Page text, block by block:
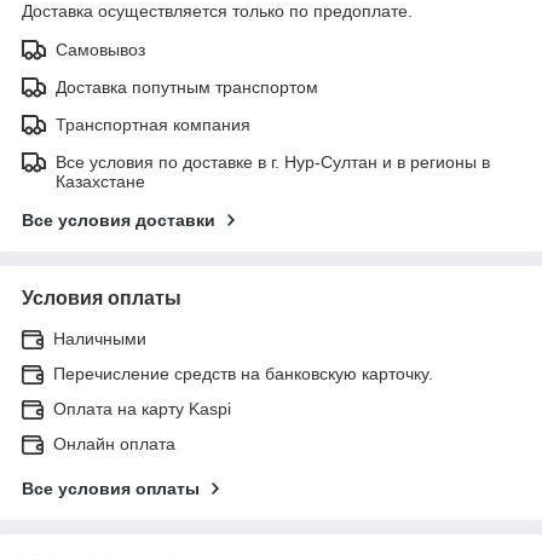
Доставка осуществляется только по предоплате.
Самовывоз
Доставка попутным транспортом
Транспортная компания
Все условия по доставке в г. Нур-Султан и в регионы в
Казахстане
Все условия доставки
Условия оплаты
Наличными
Перечисление средств на банковскую карточку.
Оплата на карту Kaspi
Онлайн оплата
Все условия оплаты